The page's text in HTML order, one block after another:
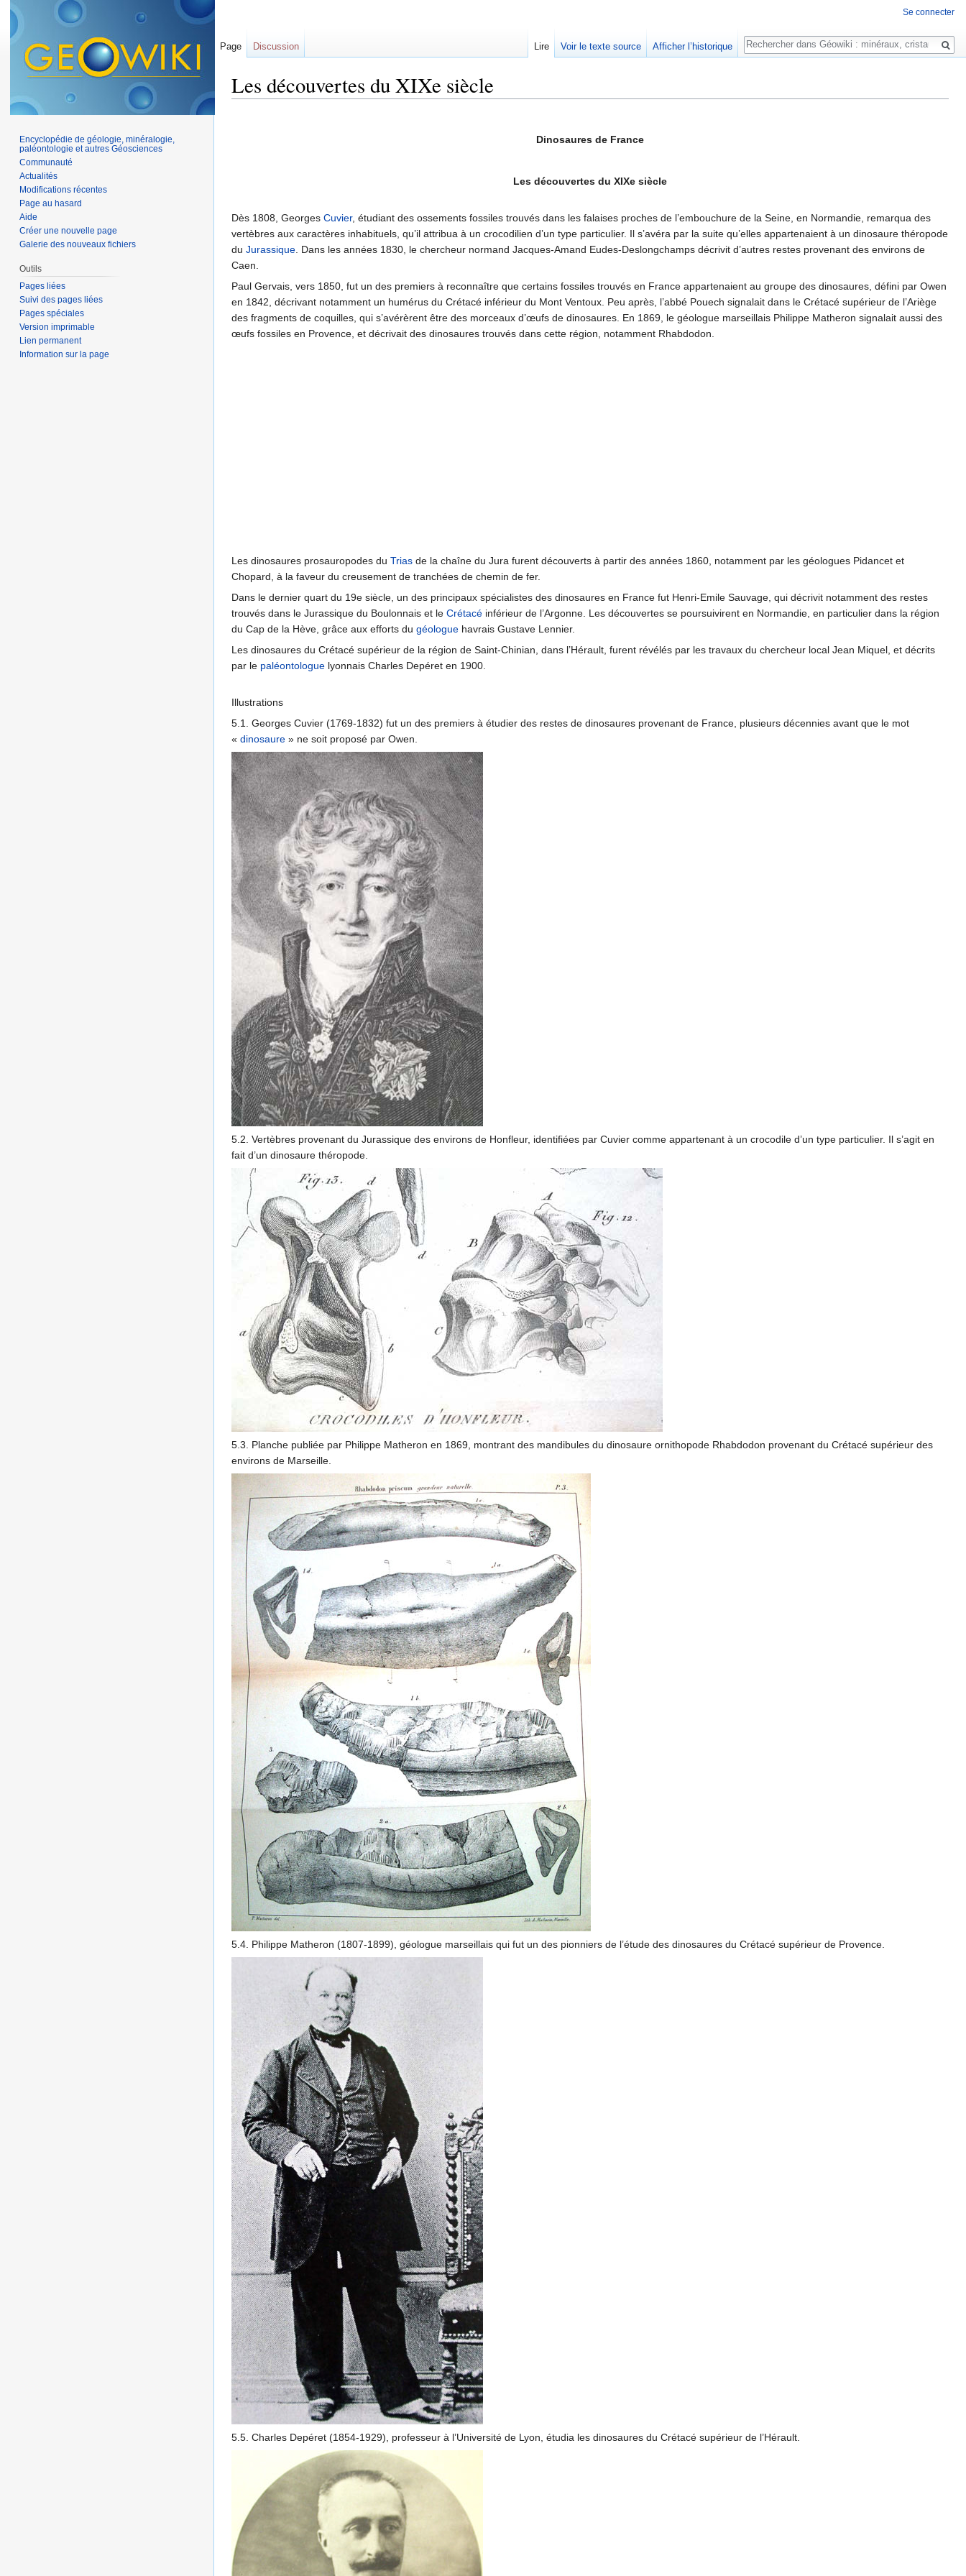
Les découvertes du XIXe siècle
Dinosaures de France
Les découvertes du XIXe siècle
Dès 1808, Georges Cuvier, étudiant des ossements fossiles trouvés dans les falaises proches de l’embouchure de la Seine, en Normandie, remarqua des
vertèbres aux caractères inhabituels, qu’il attribua à un crocodilien d’un type particulier. Il s’avéra par la suite qu’elles appartenaient à un dinosaure théropode
du Jurassique. Dans les années 1830, le chercheur normand Jacques-Amand Eudes-Deslongchamps décrivit d’autres restes provenant des environs de
Caen.
Paul Gervais, vers 1850, fut un des premiers à reconnaître que certains fossiles trouvés en France appartenaient au groupe des dinosaures, défini par Owen
en 1842, décrivant notamment un humérus du Crétacé inférieur du Mont Ventoux. Peu après, l’abbé Pouech signalait dans le Crétacé supérieur de l’Ariège
des fragments de coquilles, qui s’avérèrent être des morceaux d’œufs de dinosaures. En 1869, le géologue marseillais Philippe Matheron signalait aussi des
œufs fossiles en Provence, et décrivait des dinosaures trouvés dans cette région, notamment Rhabdodon.
Les dinosaures prosauropodes du Trias de la chaîne du Jura furent découverts à partir des années 1860, notamment par les géologues Pidancet et
Chopard, à la faveur du creusement de tranchées de chemin de fer.
Dans le dernier quart du 19e siècle, un des principaux spécialistes des dinosaures en France fut Henri-Emile Sauvage, qui décrivit notamment des restes
trouvés dans le Jurassique du Boulonnais et le Crétacé inférieur de l’Argonne. Les découvertes se poursuivirent en Normandie, en particulier dans la région
du Cap de la Hève, grâce aux efforts du géologue havrais Gustave Lennier.
Les dinosaures du Crétacé supérieur de la région de Saint-Chinian, dans l’Hérault, furent révélés par les travaux du chercheur local Jean Miquel, et décrits
par le paléontologue lyonnais Charles Depéret en 1900.
Illustrations
5.1. Georges Cuvier (1769-1832) fut un des premiers à étudier des restes de dinosaures provenant de France, plusieurs décennies avant que le mot
« dinosaure » ne soit proposé par Owen.
5.2. Vertèbres provenant du Jurassique des environs de Honfleur, identifiées par Cuvier comme appartenant à un crocodile d’un type particulier. Il s’agit en
fait d’un dinosaure théropode.
5.3. Planche publiée par Philippe Matheron en 1869, montrant des mandibules du dinosaure ornithopode Rhabdodon provenant du Crétacé supérieur des
environs de Marseille.
5.4. Philippe Matheron (1807-1899), géologue marseillais qui fut un des pionniers de l’étude des dinosaures du Crétacé supérieur de Provence.
5.5. Charles Depéret (1854-1929), professeur à l’Université de Lyon, étudia les dinosaures du Crétacé supérieur de l’Hérault.
Se connecter
Page Discussion Lire Voir le texte source Afficher l’historique
Rechercher
Encyclopédie de géologie, minéralogie,
paléontologie et autres Géosciences
Communauté
Actualités
Modifications récentes
Page au hasard
Aide
Créer une nouvelle page
Galerie des nouveaux fichiers
Outils
Pages liées
Suivi des pages liées
Pages spéciales
Version imprimable
Lien permanent
Information sur la page